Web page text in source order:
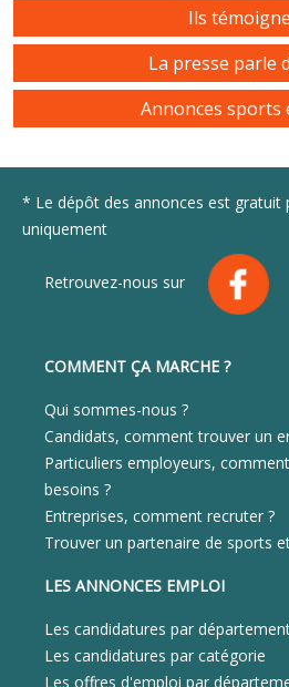
Ils
La presse parle
Annonces sports
* Le dépôt des annonces est gratuit
uniquement
Retrouvez-nous sur
COMMENT ÇA MARCHE ?
Qui sommes-nous ?
Candidats, comment trouver un
Particuliers employeurs,
besoins ?
Entreprises, comment recruter ?
Trouver un partenaire de sports
LES ANNONCES EMPLOI
Les candidatures par
Les candidatures par catégorie
Les offres d'emploi par